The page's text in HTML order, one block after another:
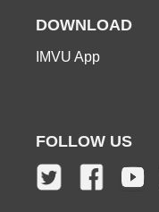
DOWNLOAD
IMVU App
FOLLOW US